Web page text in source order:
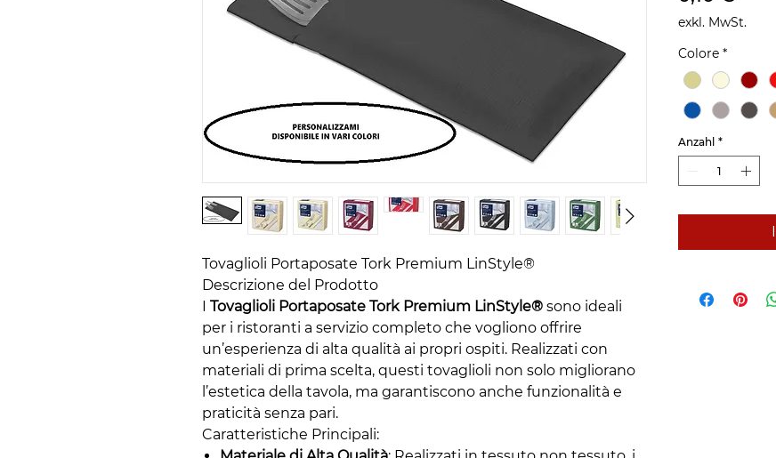
Tovaglioli Portaposate Tork Premium LinStyle®
Descrizione del Prodotto
I Tovaglioli Portaposate Tork Premium LinStyle® sono ideali
per i ristoranti a servizio completo che vogliono offrire
un’esperienza di alta qualità ai propri ospiti. Realizzati con
materiali di prima scelta, questi tovaglioli non solo migliorano
l’estetica della tavola, ma garantiscono anche funzionalità e
praticità senza pari.
Caratteristiche Principali:
exkl. MwSt.
Colore *
Anzahl *